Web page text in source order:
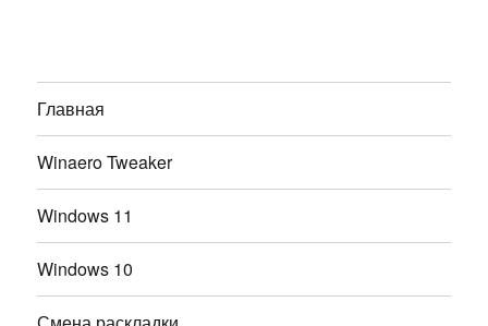
Главная
Winaero Tweaker
Windows 11
Windows 10